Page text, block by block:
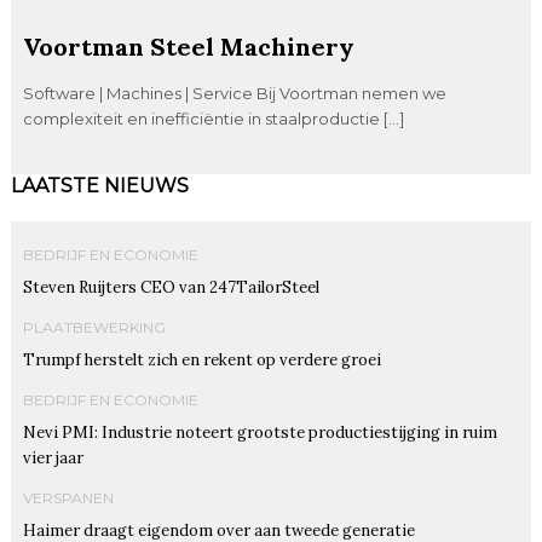
Voortman Steel Machinery
Software | Machines | Service Bij Voortman nemen we
complexiteit en inefficiëntie in staalproductie […]
LAATSTE NIEUWS
BEDRIJF EN ECONOMIE
Steven Ruijters CEO van 247TailorSteel
PLAATBEWERKING
Trumpf herstelt zich en rekent op verdere groei
BEDRIJF EN ECONOMIE
Nevi PMI: Industrie noteert grootste productiestijging in ruim
vier jaar
VERSPANEN
Haimer draagt eigendom over aan tweede generatie